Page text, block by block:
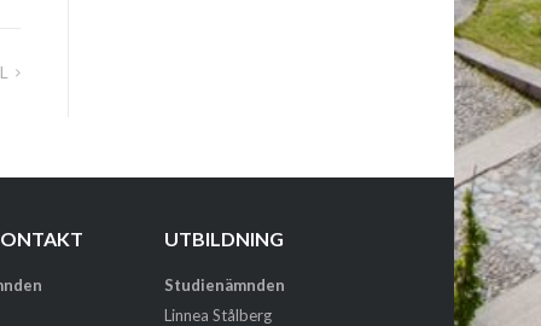
UTBILDNING
Studienämnden
Linnea Stålberg